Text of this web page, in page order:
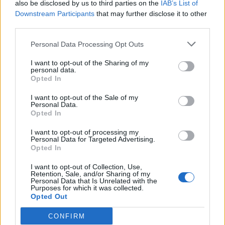
also be disclosed by us to third parties on the IAB’s List of
Downstream Participants that may further disclose it to other
Personal Data Processing Opt Outs
I want to opt-out of the Sharing of my
personal data.
Opted In
I want to opt-out of the Sale of my
Personal Data.
Opted In
I want to opt-out of processing my
Personal Data for Targeted Advertising.
Opted In
I want to opt-out of Collection, Use,
Retention, Sale, and/or Sharing of my
Personal Data that Is Unrelated with the
Purposes for which it was collected.
Opted Out
CONFIRM